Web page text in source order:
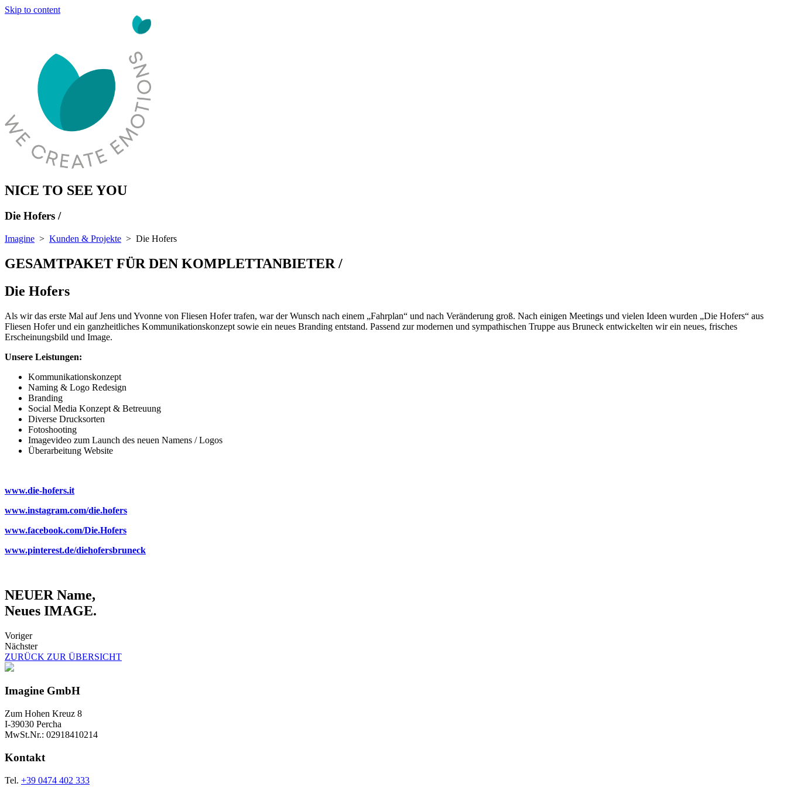
Skip to content
NICE TO SEE YOU
Die Hofers /
Imagine > Kunden & Projekte > Die Hofers
GESAMTPAKET FÜR DEN KOMPLETTANBIETER /
Die Hofers
Als wir das erste Mal auf Jens und Yvonne von Fliesen Hofer trafen, war der Wunsch nach einem „Fahrplan“ und nach Veränderung groß. Nach einigen Meetings und vielen Ideen wurden „Die Hofers“ aus
Fliesen Hofer und ein ganzheitliches Kommunikationskonzept sowie ein neues Branding entstand. Passend zur modernen und sympathischen Truppe aus Bruneck entwickelten wir ein neues, frisches
Erscheinungsbild und Image.
Unsere Leistungen:
Kommunikationskonzept
Naming & Logo Redesign
Branding
Social Media Konzept & Betreuung
Diverse Drucksorten
Fotoshooting
Imagevideo zum Launch des neuen Namens / Logos
Überarbeitung Website
www.die-hofers.it
www.instagram.com/die.hofers
www.facebook.com/Die.Hofers
www.pinterest.de/diehofersbruneck
NEUER Name,
Neues IMAGE.
Voriger
Nächster
ZURÜCK ZUR ÜBERSICHT
Imagine GmbH
Zum Hohen Kreuz 8
I-39030 Percha
MwSt.Nr.: 02918410214
Kontakt
Tel. +39 0474 402 333